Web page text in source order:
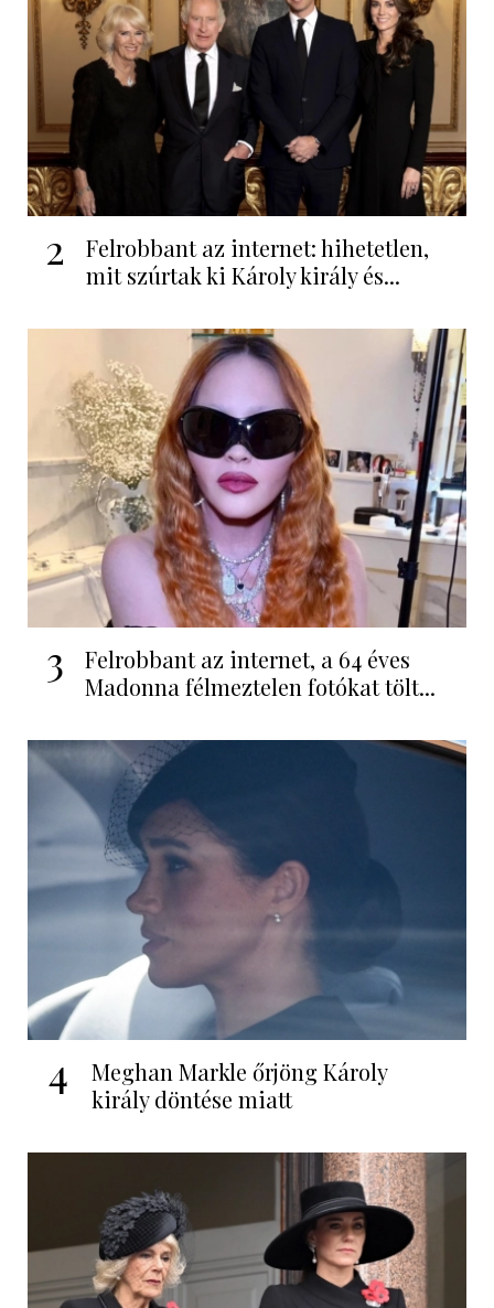
2
Felrobbant az internet: hihetetlen,
mit szúrtak ki Károly király és...
3
Felrobbant az internet, a 64 éves
Madonna félmeztelen fotókat tölt...
4
Meghan Markle őrjöng Károly
király döntése miatt